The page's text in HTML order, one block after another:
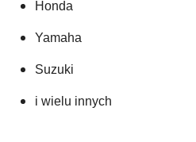
Honda
Yamaha
Suzuki
i wielu innych